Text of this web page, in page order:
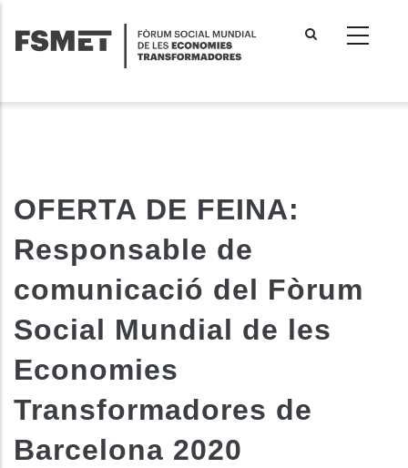
contingut
accions addicionals
OFERTA DE FEINA:
Responsable de
comunicació del Fòrum
Social Mundial de les
Economies
Transformadores de
Barcelona 2020